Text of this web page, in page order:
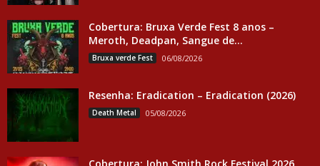
Cobertura: Bruxa Verde Fest 8 anos –
Meroth, Deadpan, Sangue de...
Bruxa verde Fest 06/08/2026
Resenha: Eradication – Eradication (2026)
Death Metal 05/08/2026
Cobertura: John Smith Rock Festival 2026